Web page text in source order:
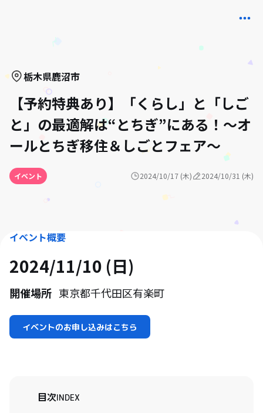
栃木県鹿沼市
【予約特典あり】「くらし」と「しご
と」の最適解は“とちぎ”にある！～オ
ールとちぎ移住＆しごとフェア～
イベント 2024/10/17 (木) 2024/10/31 (木)
イベント概要
2024/11/10 (日)
開催場所 東京都千代田区有楽町
イベントのお申し込みはこちら
目次INDEX